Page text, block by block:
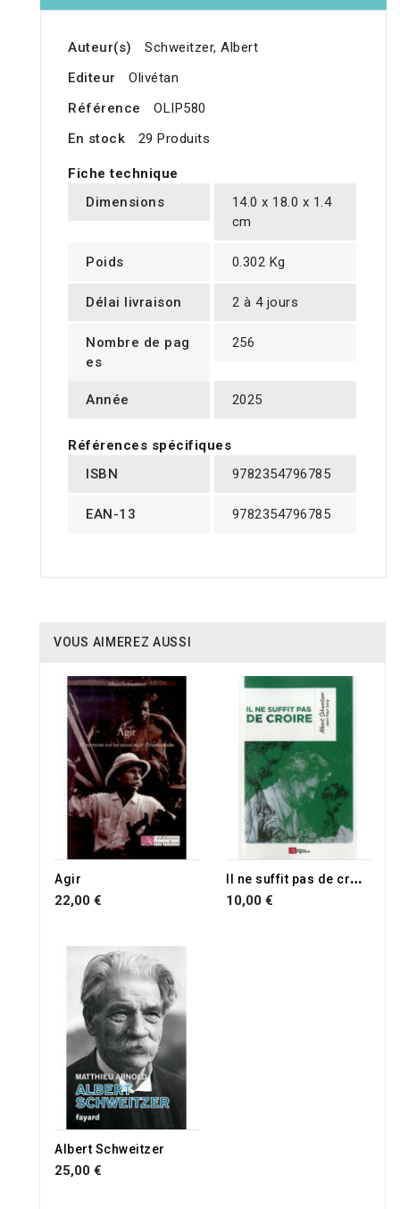
Auteur(s)
Schweitzer, Albert
Editeur
Olivétan
Référence
OLIP580
En stock
29 Produits
Fiche technique
Dimensions
14.0 x 18.0 x 1.4
cm
Poids 0.302 Kg
Délai livraison 2 à 4 jours
Nombre de pag
es
256
Année 2025
Références spécifiques
ISBN
9782354796785
EAN-13 9782354796785
VOUS AIMEREZ AUSSI
RUPTURE DE STOCK
Agir
22,00 €
I
l ne suffit pas de croire
10,00 €
Albert Schweitzer
25,00 €